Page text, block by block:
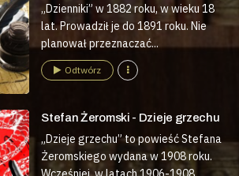
„Dzienniki” w 1882 roku, w wieku 18
lat. Prowadził je do 1891 roku. Nie
planował przeznaczać...
Odtwórz
Stefan Żeromski - Dzieje grzechu
„Dzieje grzechu” to powieść Stefana
Żeromskiego wydana w 1908 roku.